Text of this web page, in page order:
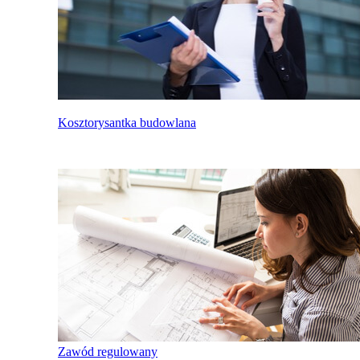
Kosztorysantka budowlana
Zawód regulowany